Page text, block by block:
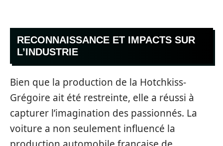
RECONNAISSANCE ET IMPACTS SUR
L’INDUSTRIE
Bien que la production de la Hotchkiss-
Grégoire ait été restreinte, elle a réussi à
capturer l’imagination des passionnés. La
voiture a non seulement influencé la